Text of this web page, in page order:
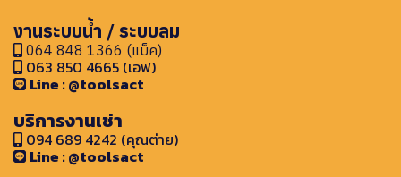
งานระบบน้ำ / ระบบลม
064 848 1366 (แม็ค)
063 850 4665 (เอฟ)
Line : @toolsact
บริการงานเช่า
094 689 4242 (คุณต่าย)
Line : @toolsact